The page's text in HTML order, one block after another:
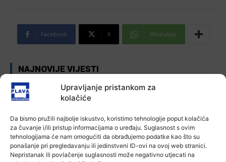
Upravljanje pristankom za
kolačiće
Da bismo pružili najbolje iskustvo, koristimo tehnologije poput kolačića
za čuvanje i/ili pristup informacijama o uređaju. Suglasnost s ovim
tehnologijama će nam omogućiti da obrađujemo podatke kao što su
ponašanje pri pregledavanju ili jedinstveni ID-ovi na ovoj web stranici.
Nepristanak ili povlačenje suglasnosti može negativno utjecati na
Facebook X WhatsApp
NAJNOVIJE VIJESTI
Aktualno
Autoklub Vinkovci u rujnu će obilježiti
7 kolovoza, 2026
Aktualno
Za dva tjedna započinje još jedna